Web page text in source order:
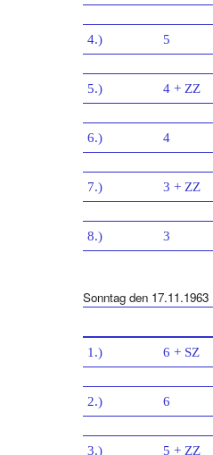
4.) 5
5.) 4 + ZZ
6.) 4
7.) 3 + ZZ
8.) 3
Sonntag den 17.11.1963
1.) 6 + SZ
2.) 6
3.) 5 + ZZ